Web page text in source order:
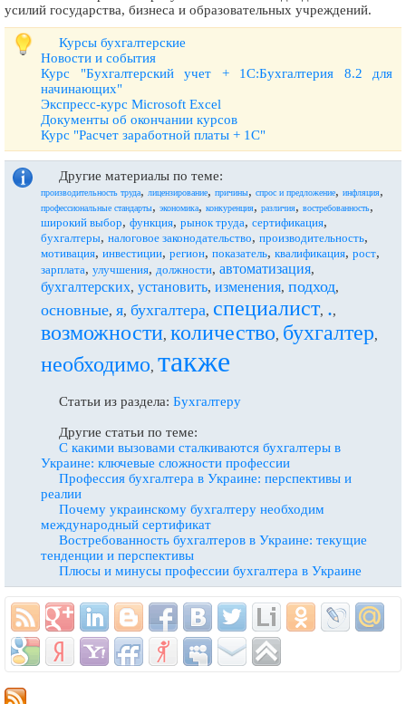
усилий государства, бизнеса и образовательных учреждений.
Курсы бухгалтерские
Новости и события
Курс "Бухгалтерский учет + 1С:Бухгалтерия 8.2 для
начинающих"
Экспресс-курс Microsoft Excel
Документы об окончании курсов
Курс "Расчет заработной платы + 1С"
Другие материалы по теме:
производительность труда, лицензирование, причины, спрос и предложение, инфляция,
профессиональные стандарты, экономика, конкуренция, различия, востребованность,
широкий выбор, функция, рынок труда, сертификация,
бухгалтеры, налоговое законодательство, производительность,
мотивация, инвестиции, регион, показатель, квалификация, рост,
зарплата, улучшения, должности, автоматизация,
бухгалтерских, установить, изменения, подход,
основные, я, бухгалтера, специалист, .,
возможности, количество, бухгалтер,
необходимо, также
Статьи из раздела: Бухгалтеру
Другие статьи по теме:
С какими вызовами сталкиваются бухгалтеры в
Украине: ключевые сложности профессии
Профессия бухгалтера в Украине: перспективы и
реалии
Почему украинскому бухгалтеру необходим
международный сертификат
Востребованность бухгалтеров в Украине: текущие
тенденции и перспективы
Плюсы и минусы профессии бухгалтера в Украине